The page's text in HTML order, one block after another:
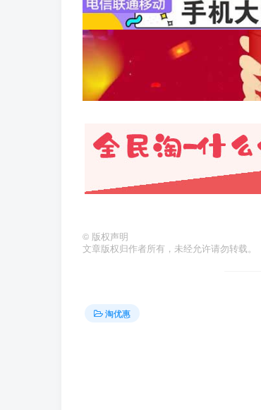
© 版权声明
文章版权归作者所有，未经允许请勿转载。
淘优惠